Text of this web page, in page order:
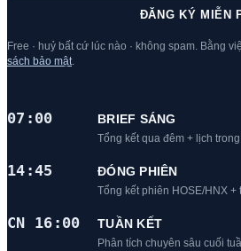
ĐĂNG KÝ MIỄN
Free · huỷ bất cứ lúc nào · không spam. Bằng
sách bảo mật
07:00 BRIEF SÁNG
Tổng kết qua đêm + lịch
14:45 ĐÓNG PHIÊN
Tổng kết phiên HOSE/HNX +
CN 16:00 TUẦN KẾT
Phân tích chuyên sâu cuối